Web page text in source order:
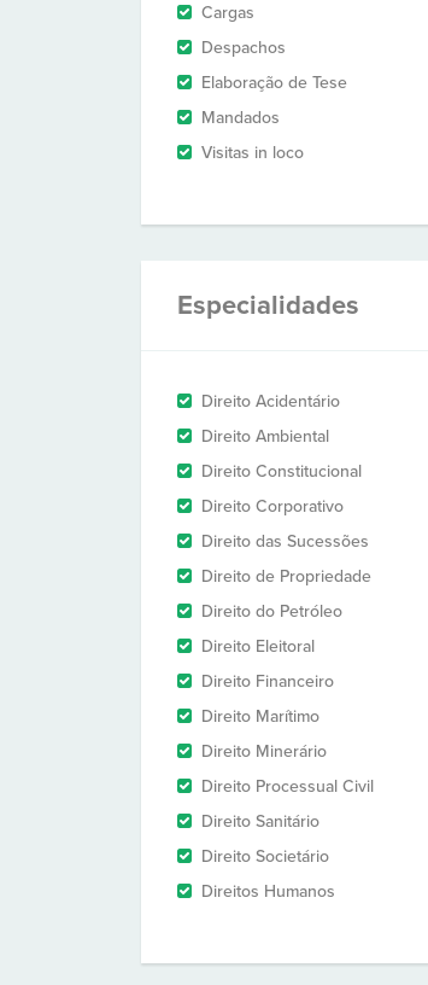
Cargas
Despachos
Elaboração de Tese
Mandados
Visitas in loco
Especialidades
Direito Acidentário
Direito Ambiental
Direito Constitucional
Direito Corporativo
Direito das Sucessões
Direito de Propriedade
Direito do Petróleo
Direito Eleitoral
Direito Financeiro
Direito Marítimo
Direito Minerário
Direito Processual Civil
Direito Sanitário
Direito Societário
Direitos Humanos